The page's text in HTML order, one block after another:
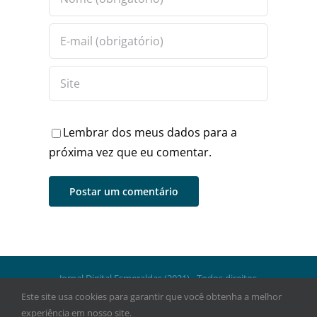
Lembrar dos meus dados para a
próxima vez que eu comentar.
Jornal Digital Esmeraldas (2021) - Todos direitos
reservados.
Este site usa cookies para garantir que você obtenha a melhor
experiência em nosso site.